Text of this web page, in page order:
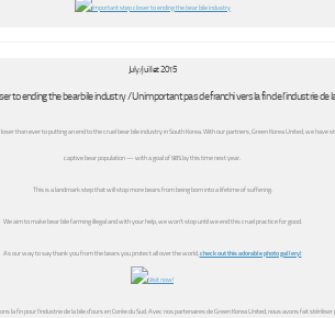
July/juillet 2015
to ending the bear bile industry / Un important pas de franchi vers la fin de l’industrie de la
than ever to putting an end to the cruel bear bile industry in South Korea. With our partners, Green Korea United, we have
captive bear population — with a goal of 98% by this time next year.
This is a landmark step that will stop more bears from being born into a lifetime of suffering.
We aim to make bear bile farming illegal and with your help, we won’t stop until we end this cruel practice for good.
As our way to say thank you from the bears you protect all over the world,check out this adorable photo gallery!
la fin pour l’industrie de la bile d’ours en Corée du Sud. Avec nos partenaires de Green Korea United, nous avons fait stériliser